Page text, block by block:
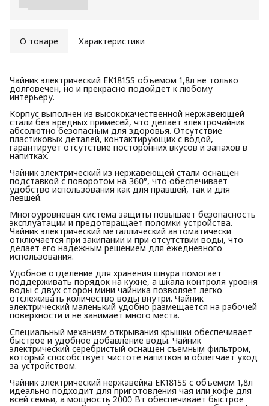
О товаре Характеристики
Чайник электрический EK1815S объемом 1,8л не только
долговечен, но и прекрасно подойдет к любому
интерьеру.
Корпус выполнен из высококачественной нержавеющей
стали без вредных примесей, что делает электрочайник
абсолютно безопасным для здоровья. Отсутствие
пластиковых деталей, контактирующих с водой,
гарантирует отсутствие посторонних вкусов и запахов в
напитках.
Чайник электрический из нержавеющей стали оснащен
подставкой с поворотом на 360°, что обеспечивает
удобство использования как для правшей, так и для
левшей.
Многоуровневая система защиты повышает безопасность
эксплуатации и предотвращает поломки устройства.
Чайник электрический металлический автоматически
отключается при закипании и при отсутствии воды, что
делает его надежным решением для ежедневного
использования.
Удобное отделение для хранения шнура помогает
поддерживать порядок на кухне, а шкала контроля уровня
воды с двух сторон мини чайника позволяет легко
отслеживать количество воды внутри. Чайник
электрический маленький удобно размещается на рабочей
поверхности и не занимает много места.
Специальный механизм открывания крышки обеспечивает
быстрое и удобное добавление воды. Чайник
электрический серебристый оснащен съемным фильтром,
который способствует чистоте напитков и облегчает уход
за устройством.
Чайник электрический нержавейка EK1815S с объемом 1,8л
идеально подходит для приготовления чая или кофе для
всей семьи, а мощность 2000 Вт обеспечивает быстрое